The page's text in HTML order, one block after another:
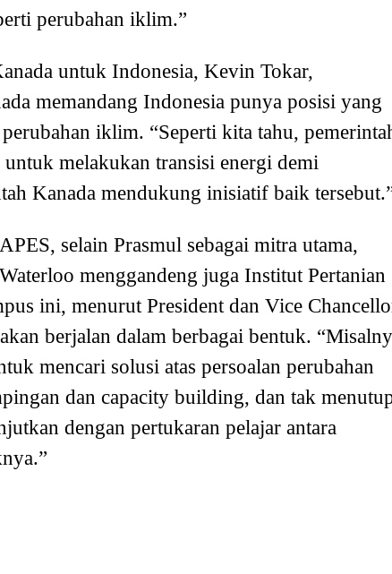
perubahan iklim.”
untuk Indonesia, Kevin Tokar,
memandang Indonesia punya posisi yang
iklim. “Seperti kita tahu,
melakukan transisi energi demi
Kanada mendukung inisiatif baik
selain Prasmul sebagai mitra utama,
menggandeng juga Institut Pertanian
ini, menurut President dan Vice
berjalan dalam berbagai bentuk.
mencari solusi atas persoalan perubahan
dan capacity building, dan tak
dengan pertukaran pelajar antara